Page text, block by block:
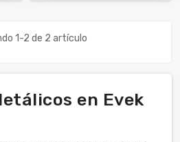
1-2 de 2 artículo
en Evek